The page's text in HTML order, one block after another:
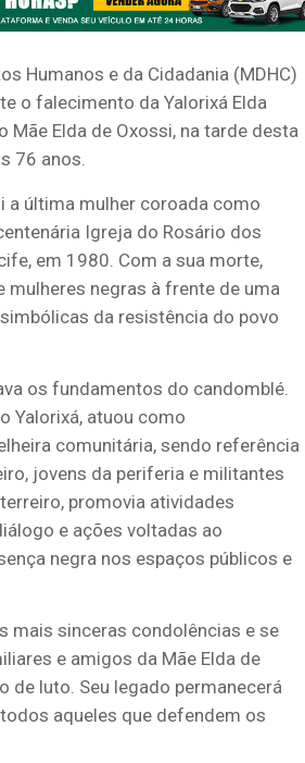
Humanos e da Cidadania (MDHC)
o falecimento da Yalorixá Elda
Mãe Elda de Oxossi, na tarde desta
76 anos.
a última mulher coroada como
Igreja do Rosário dos
em 1980. Com a sua morte,
mulheres negras à frente de uma
da resistência do povo
os fundamentos do candomblé.
Yalorixá, atuou como
comunitária, sendo referência
jovens da periferia e militantes
promovia atividades
e ações voltadas ao
negra nos espaços públicos e
mais sinceras condolências e se
e amigos da Mãe Elda de
de luto. Seu legado permanecerá
aqueles que defendem os